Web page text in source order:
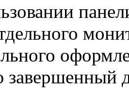
завершенный